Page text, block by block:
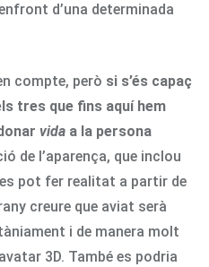
d’una determinada
compte, però si s’és capaç
tres que fins aquí hem
vida a la persona
de l’aparença, que inclou
pot fer realitat a partir de
creure que aviat serà
i de manera molt
3D. També es podria